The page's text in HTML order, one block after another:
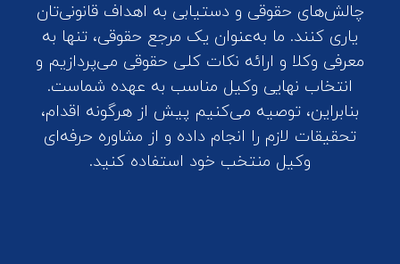
چالش‌های حقوقی و دستیابی به اهداف قانونی‌تان
یاری کنند. ما به‌عنوان یک مرجع حقوقی، تنها به
معرفی وکلا و ارائه نکات کلی حقوقی می‌پردازیم و
انتخاب نهایی وکیل مناسب به عهده شماست.
بنابراین، توصیه می‌کنیم پیش از هرگونه اقدام،
تحقیقات لازم را انجام داده و از مشاوره حرفه‌ای
وکیل منتخب خود استفاده کنید.